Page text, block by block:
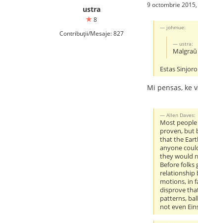
ustra
8
Contribuții/Mesaje: 827
9 octombrie
johmue:
ustra:
Estas
Mi pensas, ke
Allen Daves:
Most
proven, but
that the
anyone
they would
Before folks
relationship
motions, in
disprove
patterns,
not even